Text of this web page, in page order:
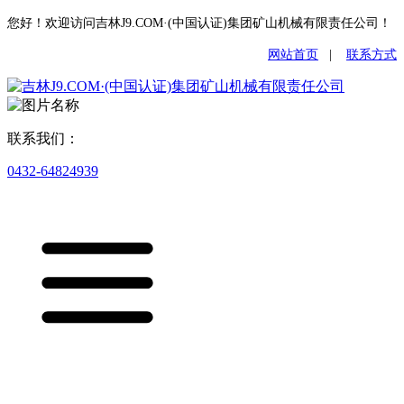
您好！欢迎访问吉林J9.COM·(中国认证)集团矿山机械有限责任公司！
网站首页 联系方式
联系我们：
0432-64824939